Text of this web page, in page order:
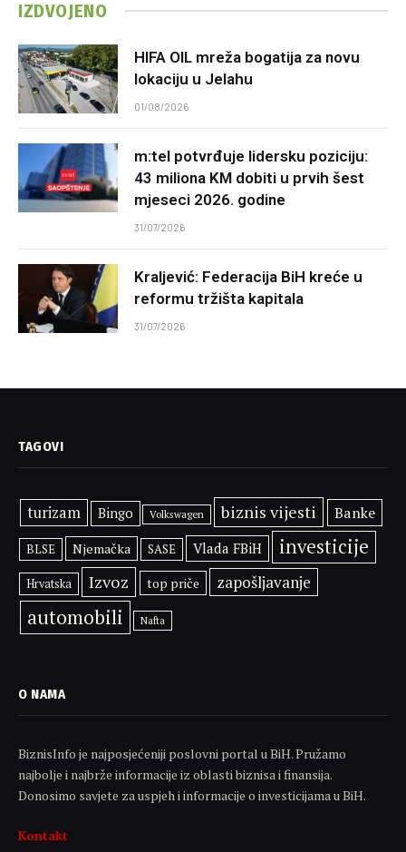
IZDVOJENO
HIFA OIL mreža bogatija za novu
lokaciju u Jelahu
01/08/2026
m:tel potvrđuje lidersku poziciju:
43 miliona KM dobiti u prvih šest
mjeseci 2026. godine
31/07/2026
Kraljević: Federacija BiH kreće u
reformu tržišta kapitala
31/07/2026
TAGOVI
turizam Bingo Volkswagen biznis vijesti Banke
BLSE Njemačka SASE Vlada FBiH investicije
Hrvatska Izvoz top priče zapošljavanje
automobili Nafta
O NAMA
BiznisInfo je najposjećeniji poslovni portal u BiH. Pružamo
najbolje i najbrže informacije iz oblasti biznisa i finansija.
Donosimo savjete za uspjeh i informacije o investicijama u BiH.
Kontakt